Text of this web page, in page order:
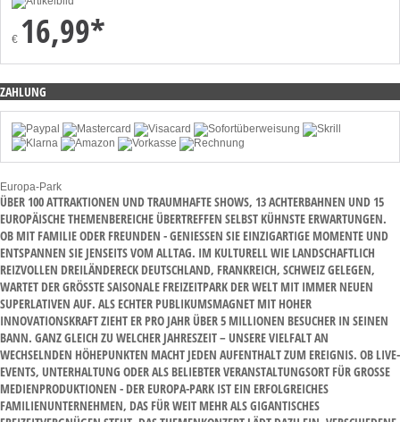
€ 16,99*
ZAHLUNG
Europa-Park
ÜBER 100 ATTRAKTIONEN UND TRAUMHAFTE SHOWS, 13 ACHTERBAHNEN UND 15
EUROPÄISCHE THEMENBEREICHE ÜBERTREFFEN SELBST KÜHNSTE ERWARTUNGEN.
OB MIT FAMILIE ODER FREUNDEN - GENIESSEN SIE EINZIGARTIGE MOMENTE UND E
NTSPANNEN SIE JENSEITS VOM ALLTAG. IM KULTURELL WIE LANDSCHAFTLICH R
EIZVOLLEN DREILÄNDERECK DEUTSCHLAND, FRANKREICH, SCHWEIZ GELEGEN, W
ARTET DER GRÖSSTE SAISONALE FREIZEITPARK DER WELT MIT IMMER NEUEN SU
PERLATIVEN AUF. ALS ECHTER PUBLIKUMSMAGNET MIT HOHER IN
NOVATIONSKRAFT ZIEHT ER PRO JAHR ÜBER 5 MILLIONEN BESUCHER IN SEINEN BA
NN. GANZ GLEICH ZU WELCHER JAHRESZEIT – UNSERE VIELFALT AN WE
CHSELNDEN HÖHEPUNKTEN MACHT JEDEN AUFENTHALT ZUM EREIGNIS. OB LIVE-EV
ENTS, UNTERHALTUNG ODER ALS BELIEBTER VERANSTALTUNGSORT FÜR GROSSE MED
IENPRODUKTIONEN - DER EUROPA-PARK IST EIN ERFOLGREICHES FAM
ILIENUNTERNEHMEN, DAS FÜR WEIT MEHR ALS GIGANTISCHES FRE